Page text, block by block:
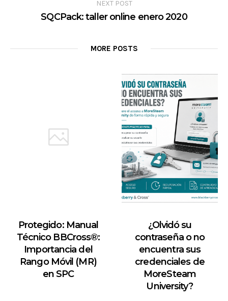
NEXT POST
SQCPack: taller online enero 2020
MORE POSTS
Protegido: Manual
Técnico BBCross®:
Importancia del
Rango Móvil (MR)
en SPC
¿Olvidó su
contraseña o no
encuentra sus
credenciales de
MoreSteam
University?